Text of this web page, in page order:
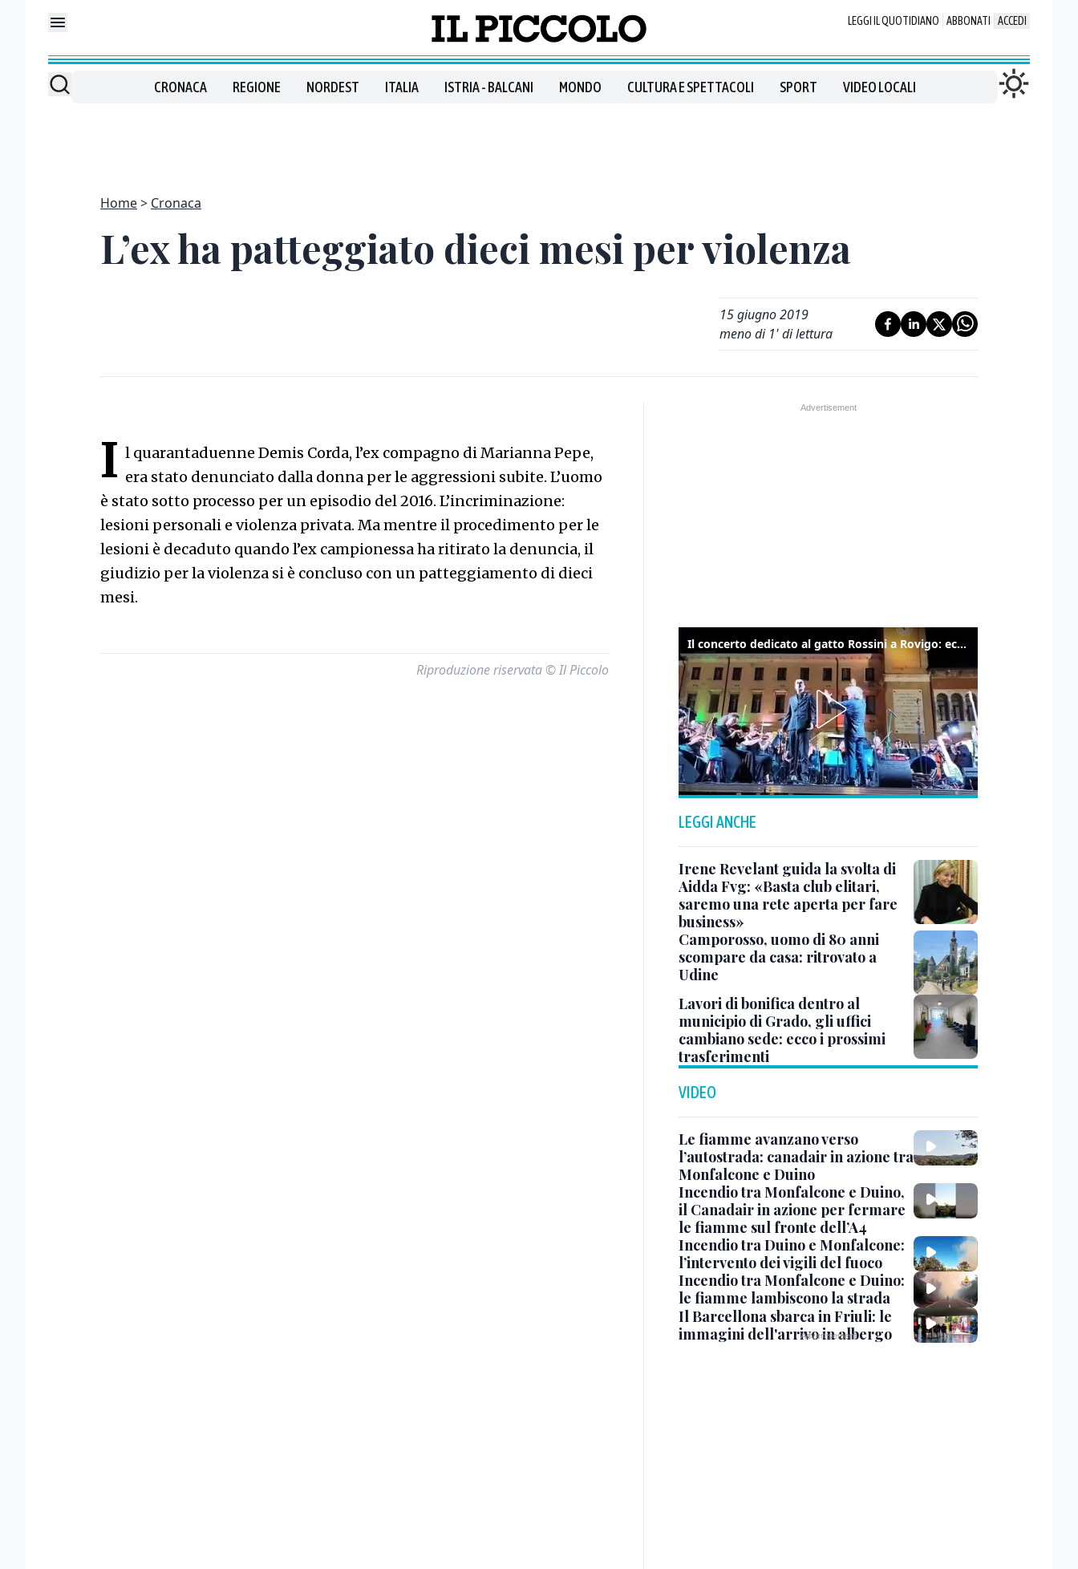
LEGGI IL QUOTIDIANO ABBONATI ACCEDI
CRONACA REGIONE NORDEST ITALIA ISTRIA - BALCANI MONDO CULTURA E SPETTACOLI SPORT VIDEO LOCALI
Home Cronaca
L’ex ha patteggiato dieci mesi per violenza
15 giugno 2019
meno di 1' di lettura
I l quarantaduenne Demis Corda, l’ex compagno di Marianna Pepe,
era stato denunciato dalla donna per le aggressioni subite. L’uomo
è stato sotto processo per un episodio del 2016. L’incriminazione:
lesioni personali e violenza privata. Ma mentre il procedimento per le
lesioni è decaduto quando l’ex campionessa ha ritirato la denuncia, il
giudizio per la violenza si è concluso con un patteggiamento di dieci
mesi.
Riproduzione riservata © Il Piccolo
Il concerto dedicato al gatto Rossini a Rovigo: ecco un estratto
LEGGI ANCHE
Irene Revelant guida la svolta di
Aidda Fvg: «Basta club elitari,
saremo una rete aperta per fare
business»
Camporosso, uomo di 80 anni
scompare da casa: ritrovato a
Udine
Lavori di bonifica dentro al
municipio di Grado, gli uffici
cambiano sede: ecco i prossimi
trasferimenti
VIDEO
Le fiamme avanzano verso
l’autostrada: canadair in azione tra
Monfalcone e Duino
Incendio tra Monfalcone e Duino,
il Canadair in azione per fermare
le fiamme sul fronte dell’A4
Incendio tra Duino e Monfalcone:
l’intervento dei vigili del fuoco
Incendio tra Monfalcone e Duino:
le fiamme lambiscono la strada
Il Barcellona sbarca in Friuli: le
immagini dell'arrivo in albergo